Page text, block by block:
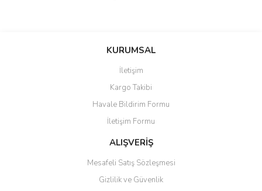
KURUMSAL
İletişim
Kargo Takibi
Havale Bildirim Formu
İletişim Formu
ALIŞVERİŞ
Mesafeli Satış Sözleşmesi
Gizlilik ve Güvenlik